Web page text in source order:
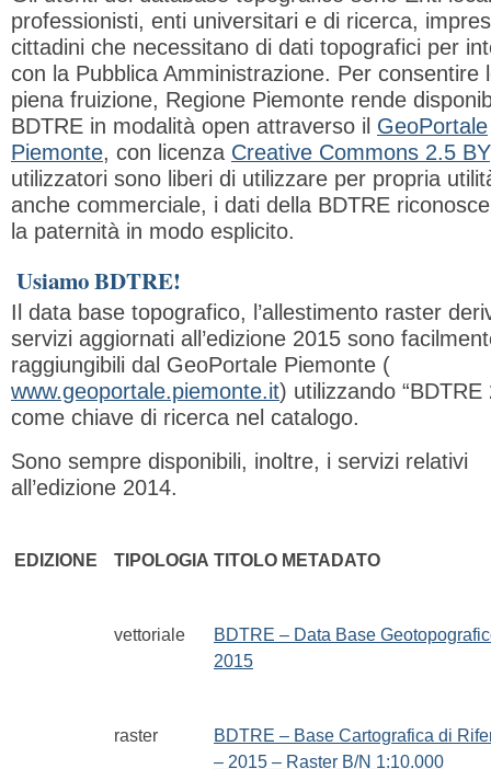
professionisti, enti universitari e di ricerca,
cittadini che necessitano di dati topografici per
con la Pubblica Amministrazione. Per consentire
piena fruizione, Regione Piemonte rende
BDTRE in modalità open attraverso il GeoPortale
Piemonte, con licenza Creative Commons 2.5 BY
utilizzatori sono liberi di utilizzare per propria
anche commerciale, i dati della BDTRE
la paternità in modo esplicito.
Usiamo BDTRE!
Il data base topografico, l’allestimento raster
servizi aggiornati all’edizione 2015 sono
raggiungibili dal GeoPortale Piemonte (
www.geoportale.piemonte.it) utilizzando “BDTRE
come chiave di ricerca nel catalogo.
Sono sempre disponibili, inoltre, i servizi relativi
all’edizione 2014.
EDIZIONE TIPOLOGIA TITOLO METADATO
vettoriale
BDTRE – Data Base
2015
raster
BDTRE – Base Cartografica di
– 2015 – Raster B/N 1:10.000